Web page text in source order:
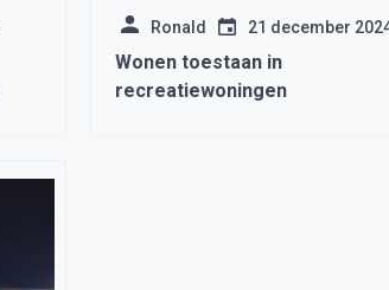
Ronald 21 december
Wonen toestaan in
recreatiewoningen